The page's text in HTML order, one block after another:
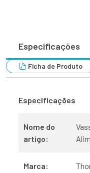
Especificações
Ficha de Produto
Especificações
Nome do
artigo:
Marca: